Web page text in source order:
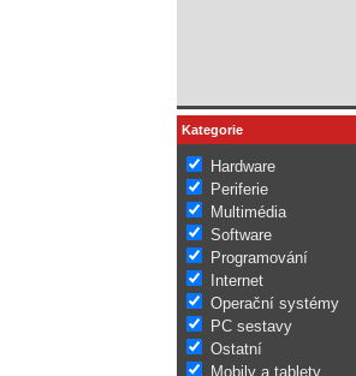
Kategorie
Hardware
Periferie
Multimédia
Software
Programování
Internet
Operační systémy
PC sestavy
Ostatní
Mobily a tablety